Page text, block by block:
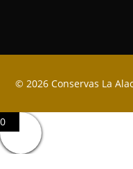
© 2026 Conservas La
0